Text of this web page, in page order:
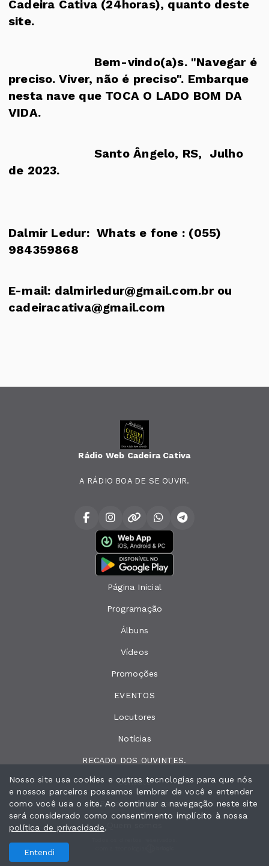
Cadeira Cativa (24horas), quanto deste
site.
Bem-vindo(a)s. "Navegar é
preciso. Viver, não é preciso". Embarque
nesta nave que TOCA O LADO BOM DA
VIDA.
Santo Ângelo, RS, Julho
de 2023.
Dalmir Ledur: Whats e fone : (055)
984359868
E-mail: dalmirledur@gmail.com.br ou
cadeiracativa@gmail.com
Rádio Web Cadeira Cativa
A RÁDIO BOA DE SE OUVIR.
Página Inicial
Programação
Álbuns
Vídeos
Promoções
EVENTOS
Locutores
Notícias
RECADO DOS OUVINTES.
Contato
Peça sua música
Nosso site usa cookies e outras tecnologias para que nós
e nossos parceiros possamos lembrar de você e entender
como você usa o site. Ao continuar a navegação neste site
será considerado como consentimento implícito à nossa
política de privacidade.
Entendi